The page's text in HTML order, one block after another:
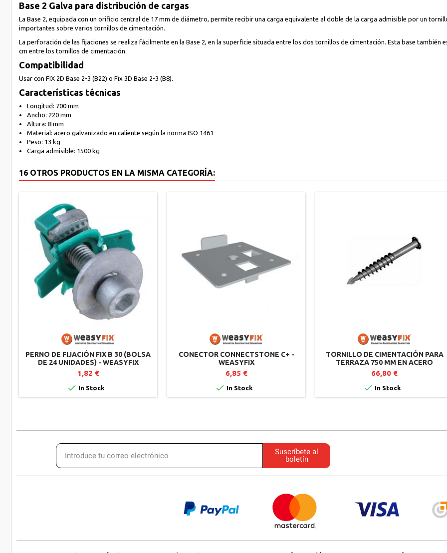
Base 2 Galva para distribución de cargas
La Base 2, equipada con un orificio central de 17 mm de diámetro, permite recibir una carga equivalente al doble de la carga admisible por un
importantes sobre varios tornillos de cimentación.
La perforación de las fijaciones se realiza fácilmente en la Base 2, en la superficie situada entre los dos tornillos de cimentación. Esta base también
cm entre los tornillos de cimentación.
Compatibilidad
Usar con FIX 2D Base 2-3 (B22) o Fix 3D Base 2-3 (B8).
Características técnicas
Longitud: 700 mm
Ancho: 220 mm
Altura: 8 mm
Material: acero galvanizado en caliente según la norma ISO 1461
Peso: 13 kg
Carga admisible: 1500 kg
16 OTROS PRODUCTOS EN LA MISMA CATEGORÍA:
PERNO DE FIJACIÓN FIX B 30 (BOLSA
DE 24 UNIDADES) - WEASYFIX
1,82 €
 In Stock
CONECTOR CONNECTSTONE C+ -
WEASYFIX
6,85 €
 In Stock
TORNILLO DE CIMENTACIÓN PARA
TERRAZA 750 MM EN ACERO
GALVANIZADO - WEASYFI
66,80 €
 In Stock
Suscríbete al
boletín